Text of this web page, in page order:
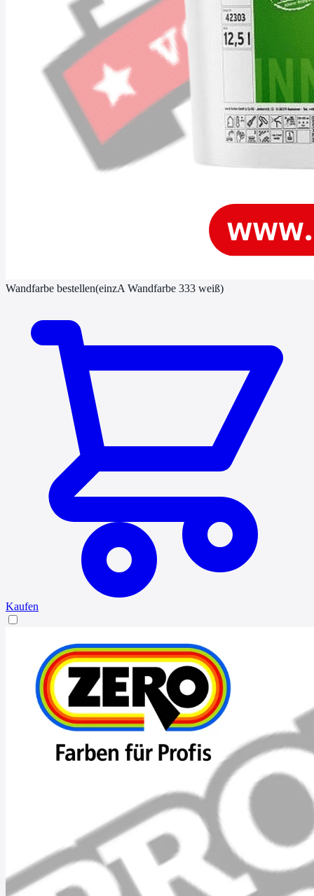
Wandfarbe bestellen(einzA Wandfarbe 333 weiß)
Kaufen